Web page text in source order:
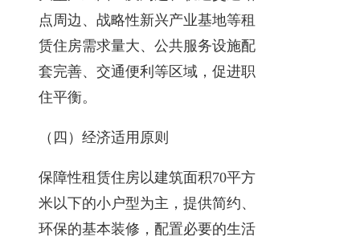
点周边、战略性新兴产业基地等租
赁住房需求量大、公共服务设施配
套完善、交通便利等区域，促进职
住平衡。
（四）经济适用原则
保障性租赁住房以建筑面积70平方
米以下的小户型为主，提供简约、
环保的基本装修，配置必要的生活